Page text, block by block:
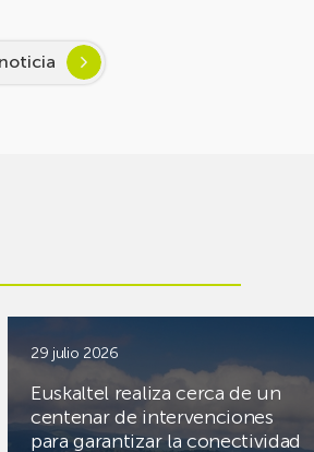
29 julio 2026
Euskaltel realiza cerca de un
centenar de intervenciones
para garantizar la conectividad